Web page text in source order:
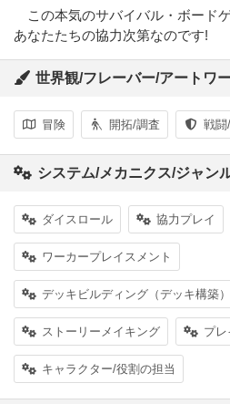
この本気のサバイバル・ボード
あなたたちの協力次第なのです!
世界観/フレーバー/アートワ
冒険 開拓/調査 戦闘
システム/メカニクス/ジャン
ダイスロール 協力プレイ
ワーカープレイスメント
デッキビルディング（デッキ構築）
ストーリーメイキング プ
キャラクター/役割の担当